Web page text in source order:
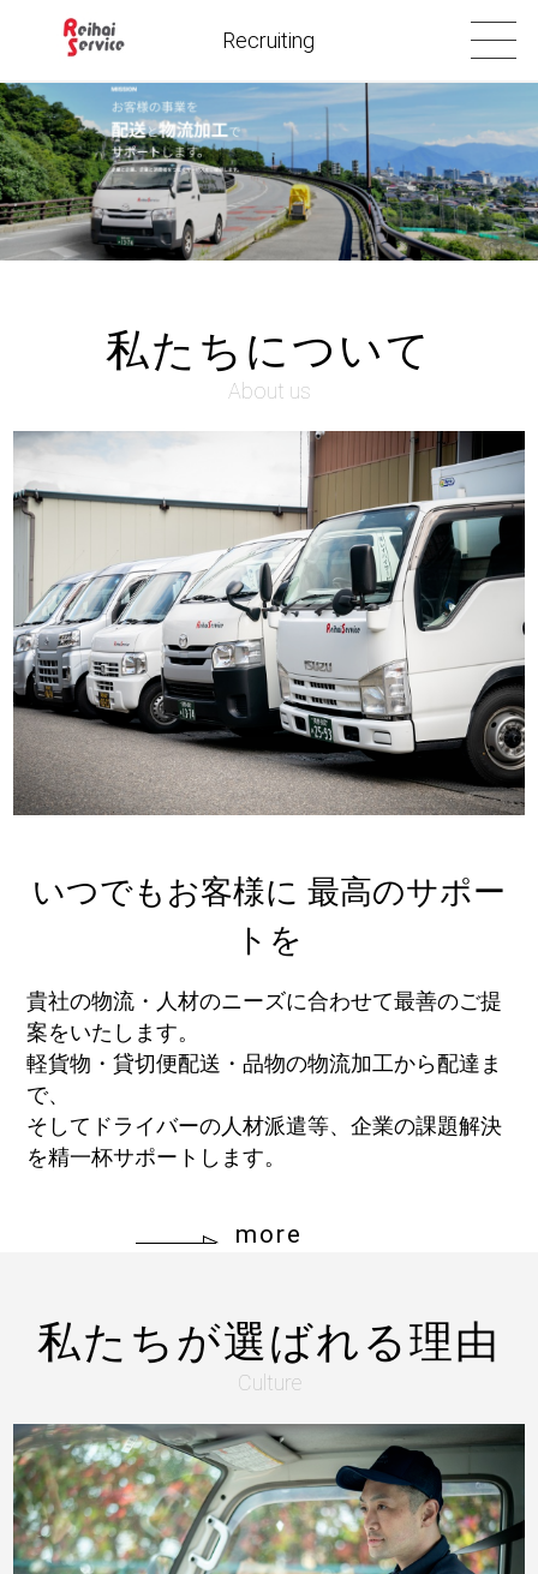
Recruiting
私たちについて
About us
いつでもお客様に 最高のサポー
トを
貴社の物流・人材のニーズに合わせて最善のご提
案をいたします。
軽貨物・貸切便配送・品物の物流加工から配達ま
で、
そしてドライバーの人材派遣等、企業の課題解決
を精一杯サポートします。
more
私たちが選ばれる理由
Culture